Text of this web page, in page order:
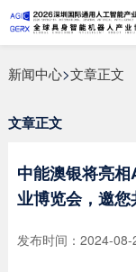
新闻中心>文章正文
文章正文
中能澳银将亮
业博览会，邀
发布时间：2024-08-